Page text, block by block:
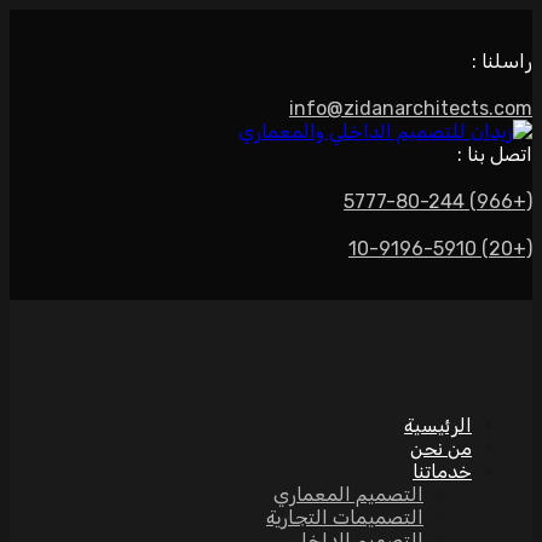
راسلنا :
info@zidanarchitects.com
اتصل بنا :
(+966) 5777-80-244
(+20) 10-9196-5910
الرئيسية
من نحن
خدماتنا
التصميم المعماري
التصميمات التجارية